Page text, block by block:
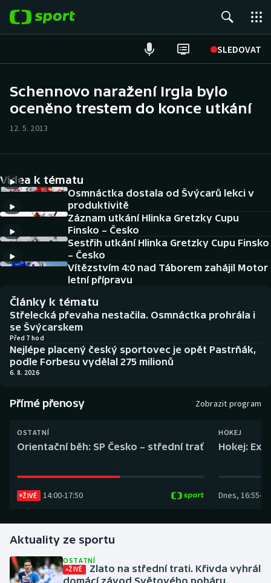
SLEDOVAT
Hokej
Cyklistika
DALŠÍ SPORTY
Americký fotbal
Baseball a softbal
Basketbal
Biatlon
Boby a skeleton
Box
Curling
Golf
Gymnastika
NEPŘEHLÉDNĚTE
Historické návraty
Aplikace ČT sport
AZ kvíz
Schennovo naražení Irgla bylo
oceněno trestem do konce utkání
12. 5. 2013
Videa k tématu
Osmnáctka dostala od Švýcarů lekci v
produktivitě
Záznam utkání Hlinka Gretzky Cupu
Finsko – Česko
Sestřih utkání Hlinka Gretzky Cupu Finsko
– Česko
Vítězstvím 4:0 nad Táborem zahájil Motor
letní přípravu
Články k tématu
Střelecká převaha nestačila. Osmnáctka prohrála i
se Švýcarskem
Před 7 hod
Nejlépe placený český sportovec je opět Pastrňák,
podle Forbesu vydělal 275 milionů
6. 8. 2026
Přímé přenosy Zobrazit program
OSTATNÍ
Orientační běh: SP Česko – střední trať
ŽIVĚ 14:00-17:50
HOKEJ
Hokej:
Dnes, 16:55-
Aktuality ze sportu
OSTATNÍ
ŽIVĚ
Zlato na střední trati. Křivda vyhrál
domácí závod Světového poháru